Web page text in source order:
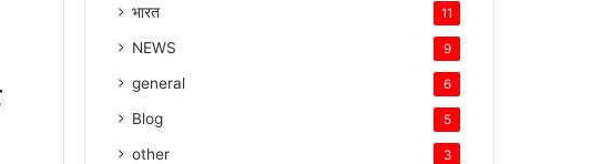
भारत 11
NEWS 9
general 6
Blog 5
other 3